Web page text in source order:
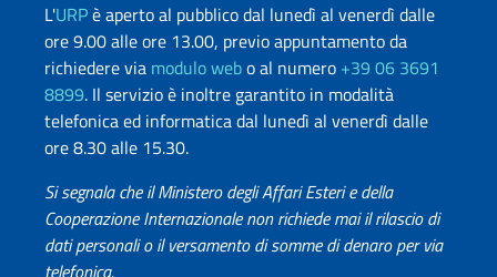
L'URPè aperto al pubblico dal lunedì al venerdì dalle
ore 9.00 alle ore 13.00, previo appuntamento da
richiedere via modulo webo al numero +39 06 3691
8899. Il servizio è inoltre garantito in modalità
telefonica ed informatica dal lunedì al venerdì dalle
ore 8.30 alle 15.30.
Si segnala che il Ministero degli Affari Esteri e della
Cooperazione Internazionale non richiede mai il rilascio di
dati personali o il versamento di somme di denaro per via